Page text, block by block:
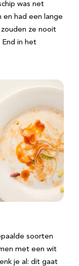
was net
en had een lange
ze nooit
End in het
soorten
met een wit
je al: dit gaat